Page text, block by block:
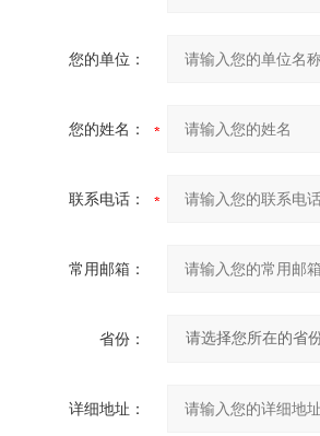
您的单位：
您的姓名：
联系电话：
常用邮箱：
省份：
详细地址：